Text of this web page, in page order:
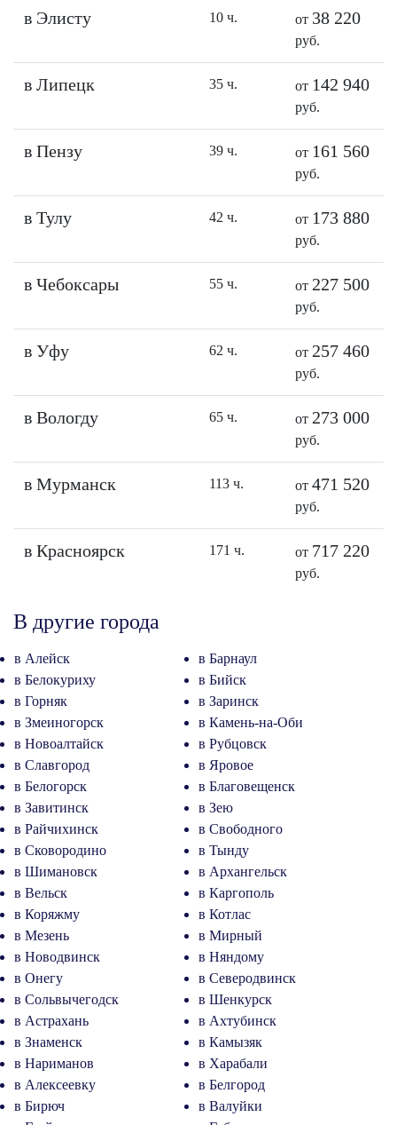
в Элисту 10 ч. от 38 220
руб.
в Липецк 35 ч. от 142 940
руб.
в Пензу 39 ч. от 161 560
руб.
в Тулу 42 ч. от 173 880
руб.
в Чебоксары 55 ч. от 227 500
руб.
в Уфу 62 ч. от 257 460
руб.
в Вологду 65 ч. от 273 000
руб.
в Мурманск 113 ч. от 471 520
руб.
в Красноярск 171 ч. от 717 220
руб.
В другие города
в Алейск
в Барнаул
в Белокуриху
в Бийск
в Горняк
в Заринск
в Змеиногорск
в Камень-на-Оби
в Новоалтайск
в Рубцовск
в Славгород
в Яровое
в Белогорск
в Благовещенск
в Завитинск
в Зею
в Райчихинск
в Свободного
в Сковородино
в Тынду
в Шимановск
в Архангельск
в Вельск
в Каргополь
в Коряжму
в Котлас
в Мезень
в Мирный
в Новодвинск
в Няндому
в Онегу
в Северодвинск
в Сольвычегодск
в Шенкурск
в Астрахань
в Ахтубинск
в Знаменск
в Камызяк
в Нариманов
в Харабали
в Алексеевку
в Белгород
в Бирюч
в Валуйки